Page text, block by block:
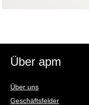
Über apm
Über uns
Geschäftsfelder